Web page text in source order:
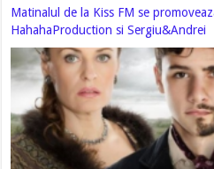
Matinalul de la Kiss FM se
HahahaProduction si Sergiu&Andrei